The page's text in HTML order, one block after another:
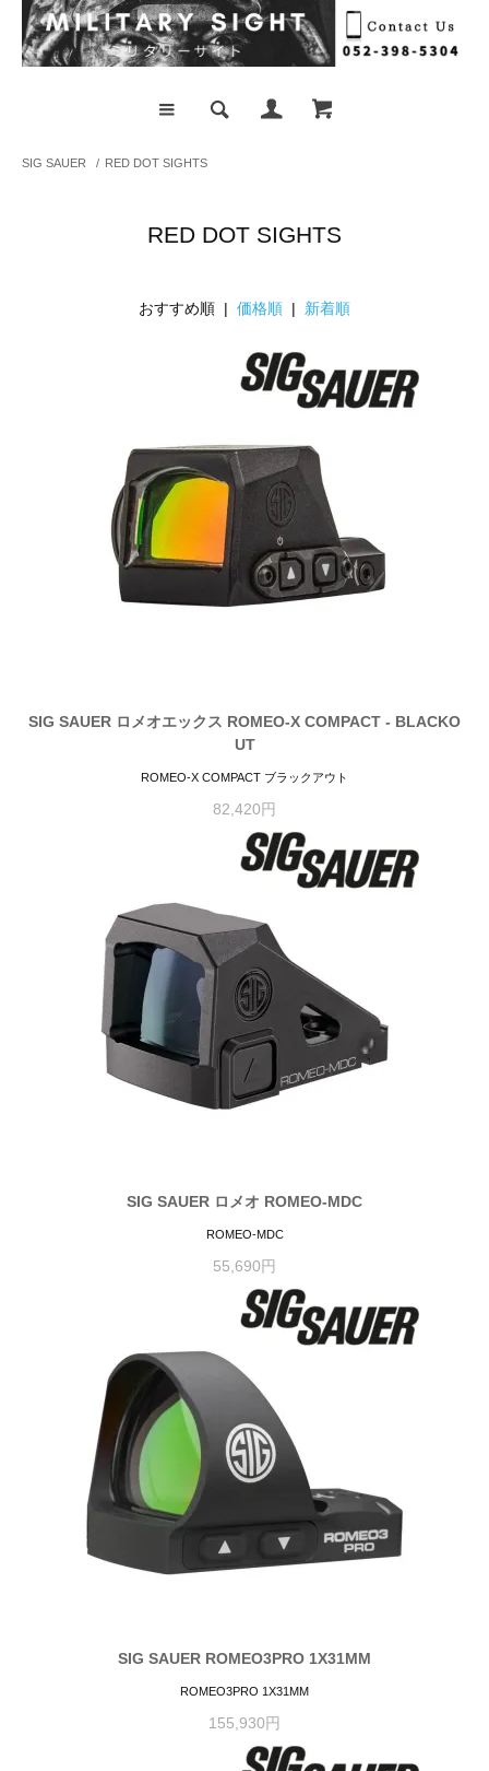
SIG SAUER / RED DOT SIGHTS
RED DOT SIGHTS
おすすめ順 | 価格順 | 新着順
SIG SAUER ロメオエックス ROMEO-X COMPACT - BLACKO
UT
ROMEO-X COMPACT ブラックアウト
82,420円
SIG SAUER ロメオ ROMEO-MDC
ROMEO-MDC
55,690円
SIG SAUER ROMEO3PRO 1X31MM
ROMEO3PRO 1X31MM
155,930円